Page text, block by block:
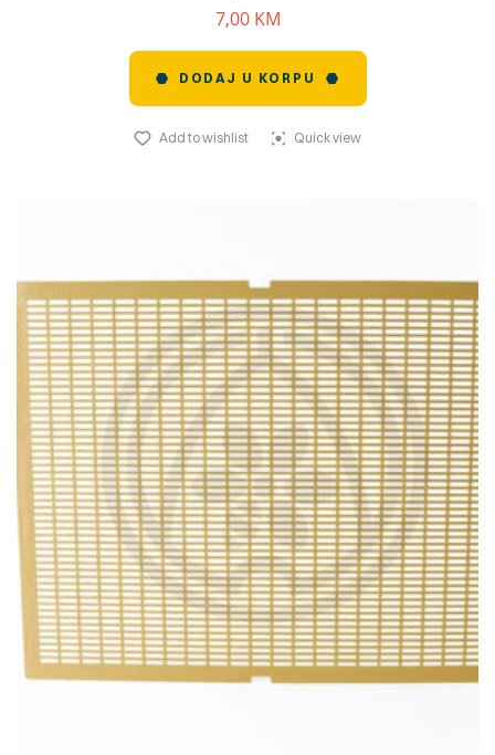
7,00 KM
DODAJ U KORPU
Add to wishlist Quick view